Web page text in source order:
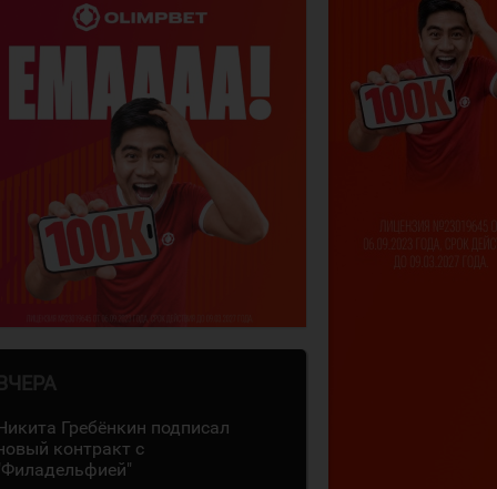
ВЧЕРА
Гребёнкин подписал
контракт с